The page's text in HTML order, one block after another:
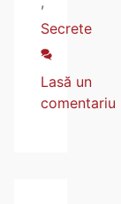
Secrete
Lasă un
comentariu